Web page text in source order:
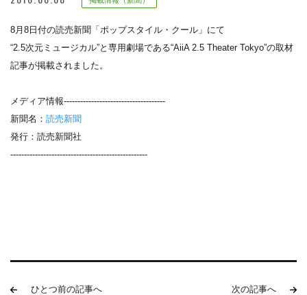
8月8日付の読売新聞「ポップスタイル・クール」にて
“2.5次元ミュージカル”と専用劇場である“AiiA 2.5 Theater Tokyo”の取材
記事が掲載されました。
メディア情報-------------------------------------
新聞名： 読売新聞
発行：読売新聞社
--------------------------------------------------
ひとつ前の記事へ 次の記事へ